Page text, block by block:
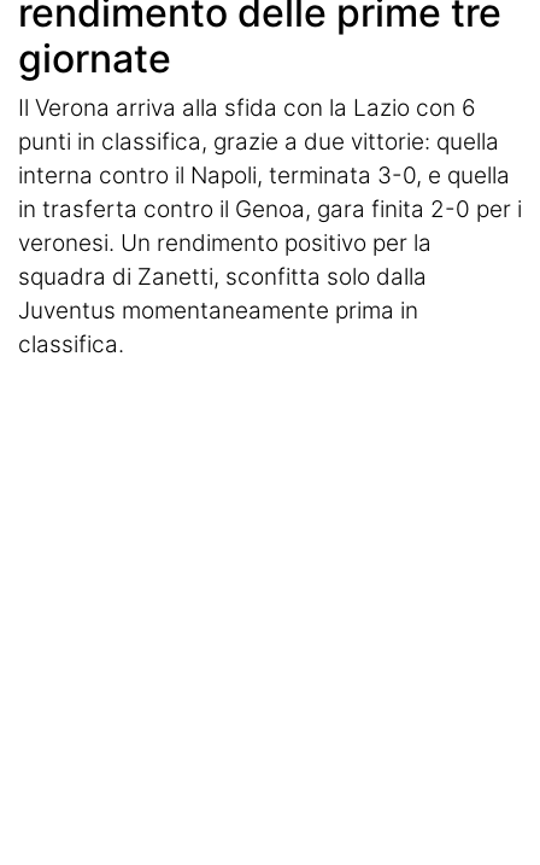
rendimento delle prime tre
giornate
Il Verona arriva alla sfida con la Lazio con 6
punti in classifica, grazie a due vittorie: quella
interna contro il Napoli, terminata 3-0, e quella
in trasferta contro il Genoa, gara finita 2-0 per i
veronesi. Un rendimento positivo per la
squadra di Zanetti, sconfitta solo dalla
Juventus momentaneamente prima in
classifica.